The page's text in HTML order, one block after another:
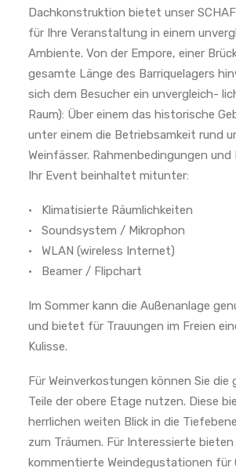
Dachkonstruktion bietet unser
für Ihre Veranstaltung in einem
Ambiente. Von der Empore, einer
gesamte Länge des Barriquelagers
sich dem Besucher ein unvergleich-
Raum): Über einem das historische
unter einem die Betriebsamkeit rund
Weinfässer. Rahmenbedingungen
Ihr Event beinhaltet mitunter:
• Klimatisierte Räumlichkeiten
• Soundsystem / Mikrophon
• WLAN (wireless Internet)
• Beamer / Flipchart
Im Sommer kann die Außenanlage
und bietet für Trauungen im Freien
Kulisse.
Für Weinverkostungen können Sie die
Teile der obere Etage nutzen. Diese
herrlichen weiten Blick in die
zum Träumen. Für Interessierte
kommentierte Weindegustationen für